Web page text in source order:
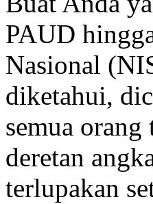
PAUD
Nasional
diketahui,
semua
deretan
terlupakan